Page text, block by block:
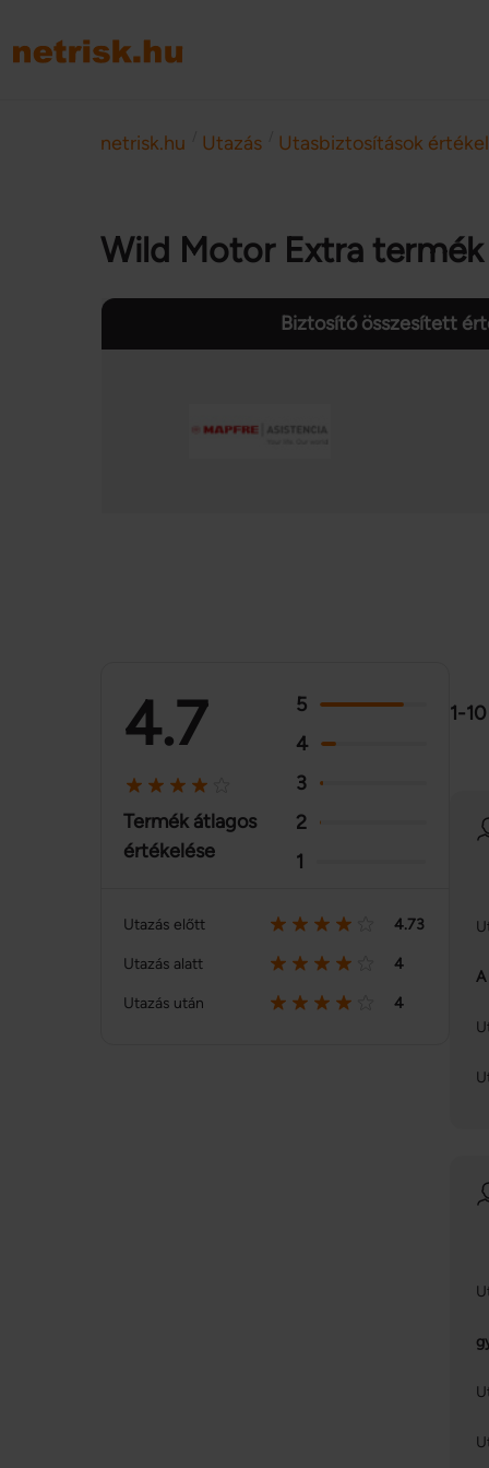
netrisk.hu Utazás Utasbiztosítások
Wild Motor Extra
Biztosító összesített
4.7
Termék átlagos
értékelése
5
4
3
2
1
Utazás előtt 4.73
Utazás alatt 4
Utazás után 4
1-10